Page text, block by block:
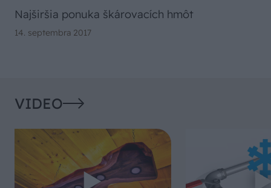
Najširšia ponuka škárovacích hmôt
14. septembra 2017
VIDEO